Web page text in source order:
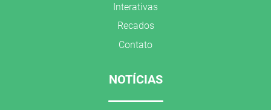
Interativas
Recados
Contato
NOTÍCIAS